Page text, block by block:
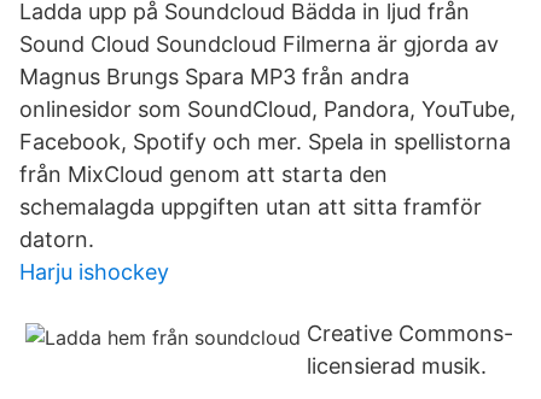
Ladda upp på Soundcloud Bädda in ljud från
Sound Cloud Soundcloud Filmerna är gjorda av
Magnus Brungs Spara MP3 från andra
onlinesidor som SoundCloud, Pandora, YouTube,
Facebook, Spotify och mer. Spela in spellistorna
från MixCloud genom att starta den
schemalagda uppgiften utan att sitta framför
datorn.
Harju ishockey
Creative Commons-
licensierad musik.